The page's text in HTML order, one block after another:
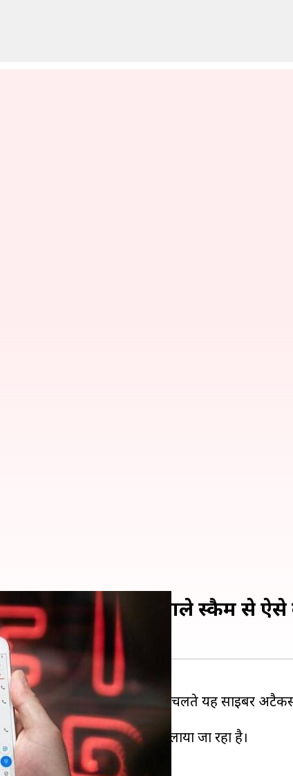
डाटा, मालवेयर वाले स्कैम से
मिलता है और ओपेन-सोर्स होने के चलते यह साइबर
सामने आती है।
फेक टेक्स्ट मेसेज की मदद से फैलाया जा रहा है।